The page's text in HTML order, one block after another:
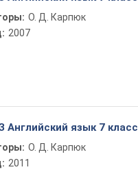
О. Д. Карпюк
2007
Английский язык 7 класс
О. Д. Карпюк
2011